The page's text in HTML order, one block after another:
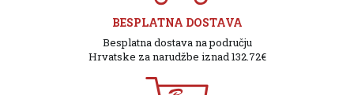
BESPLATNA DOSTAVA
Besplatna dostava na području
Hrvatske za narudžbe iznad 132.72€